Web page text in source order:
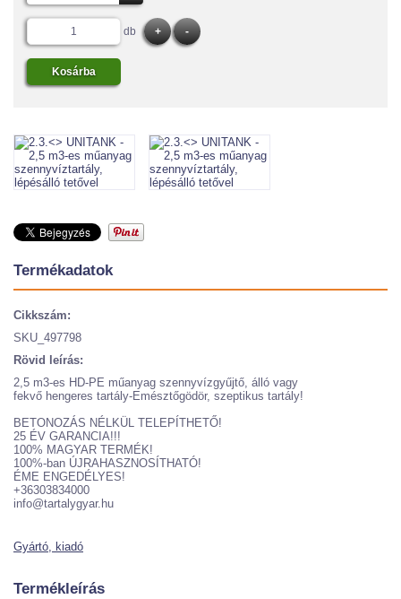
db
Termékadatok
Cikkszám:
SKU_497798
Rövid leírás:
2,5 m3-es HD-PE műanyag szennyvízgyűjtő, álló vagy
fekvő hengeres tartály-Emésztőgödör, szeptikus tartály!
BETONOZÁS NÉLKÜL TELEPÍTHETŐ!
25 ÉV GARANCIA!!!
100% MAGYAR TERMÉK!
100%-ban ÚJRAHASZNOSÍTHATÓ!
ÉME ENGEDÉLYES!
+36303834000
info@tartalygyar.hu
Gyártó, kiadó
Termékleírás